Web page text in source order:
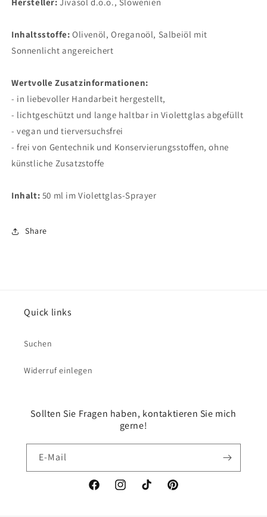
Inhaltsstoffe: Olivenöl, Oreganoöl, Salbeiöl mit
Sonnenlicht angereichert
Wertvolle Zusatzinformationen:
- in liebevoller Handarbeit hergestellt,
- lichtgeschützt und lange haltbar in Violettglas abgefüllt
- vegan und tierversuchsfrei
- frei von Gentechnik und Konservierungsstoffen, ohne
künstliche Zusatzstoffe
Inhalt: 50 ml im Violettglas-Sprayer
Share
Quick links
Suchen
Widerruf einlegen
Sollten Sie Fragen haben, kontaktieren Sie mich
gerne!
E-Mail
FacebookInstagramTikTok Pinterest